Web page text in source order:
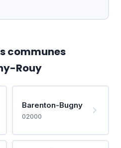
communes
Rouy
Barenton-Bugny
02000